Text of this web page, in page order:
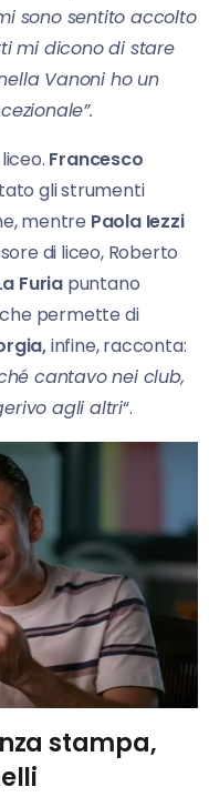
sono sentito accolto
mi dicono di stare
Vanoni ho un
Francesco
gli strumenti
mentre Paola Iezzi
di liceo, Roberto
Furia puntano
permette di
infine, racconta:
cantavo nei club,
agli altri“.
stampa,